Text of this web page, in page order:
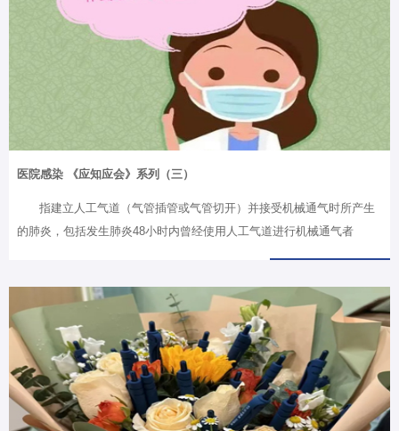
医院感染 《应知应会》系列（三）
指建立人工气道（气管插管或气管切开）并接受机械通气时所产生
的肺炎，包括发生肺炎48小时内曾经使用人工气道进行机械通气者